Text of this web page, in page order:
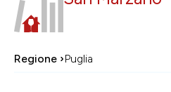
Regione ›Puglia